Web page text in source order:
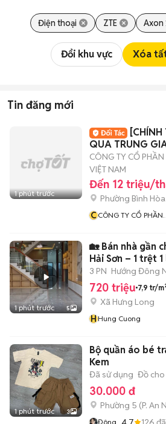
Điện thoại ZTE Axon
Đổi khu vực Xóa
Tin đăng mới
1 phút trước
QUA TRUNG
CÔNG TY CỔ
VIỆT NAM
Đến 12 triệu/
Phường Bình Hòa
CCÔNG TY CỔ PHẦN
1 phút trước 5
🏡 Bán nhà gần
Hải Sơn – 1 trệt 1
3 PN Hướng Đông
720 triệu 7,9 tr/
Xã Hưng Long
HHung Cuong
1 phút trước 3
Bộ quần áo bé
Kem
Đã sử dụng Đồ cho
30.000 đ
Phường 5 (P. An
Đông